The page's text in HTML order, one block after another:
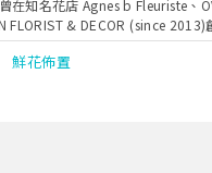
在知名花店 Agnes b Fleuriste、
FLORIST & DECOR (since 2013)
花火。以往合作廠商有
ISPA, 周生生等等。
鮮花佈置